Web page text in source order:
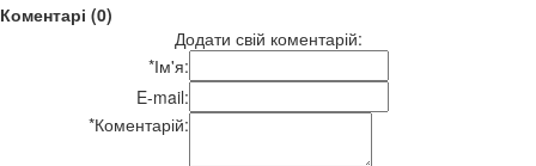
Коментарі (0)
Додати свій коментарій:
*Ім'я:
E-mail:
*Коментарій: